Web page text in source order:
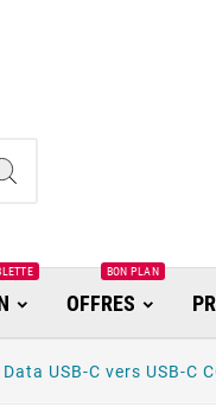
OFFRES
BON PLAN
USB-C vers USB-C